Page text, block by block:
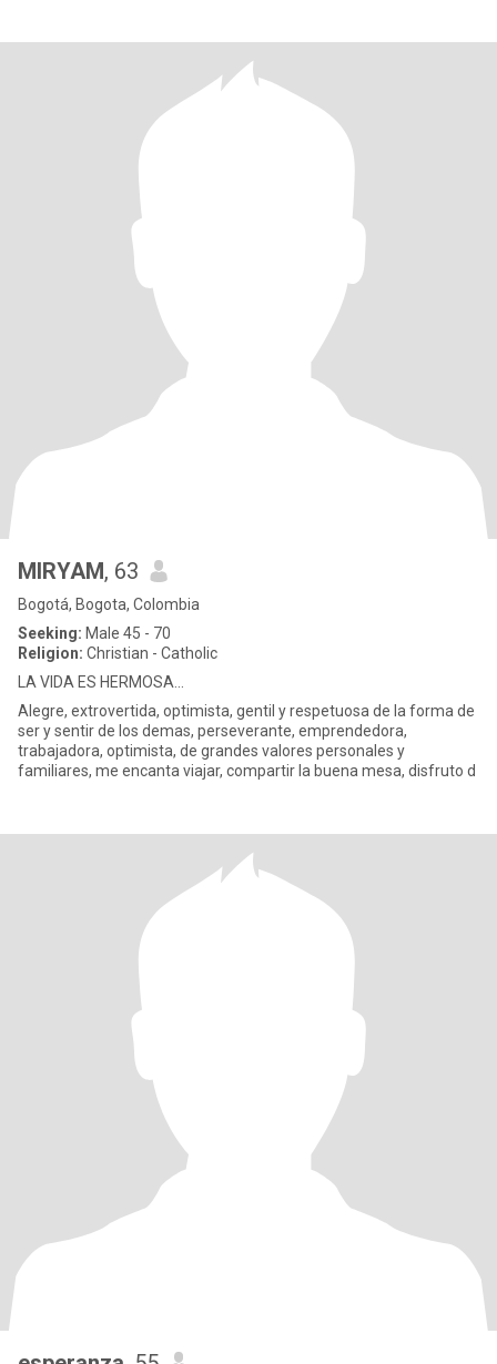
MIRYAM, 63
Bogotá, Bogota, Colombia
Seeking: Male 45 - 70
Religion: Christian - Catholic
LA VIDA ES HERMOSA...
Alegre, extrovertida, optimista, gentil y respetuosa de la forma de
ser y sentir de los demas, perseverante, emprendedora,
trabajadora, optimista, de grandes valores personales y
familiares, me encanta viajar, compartir la buena mesa, disfruto d